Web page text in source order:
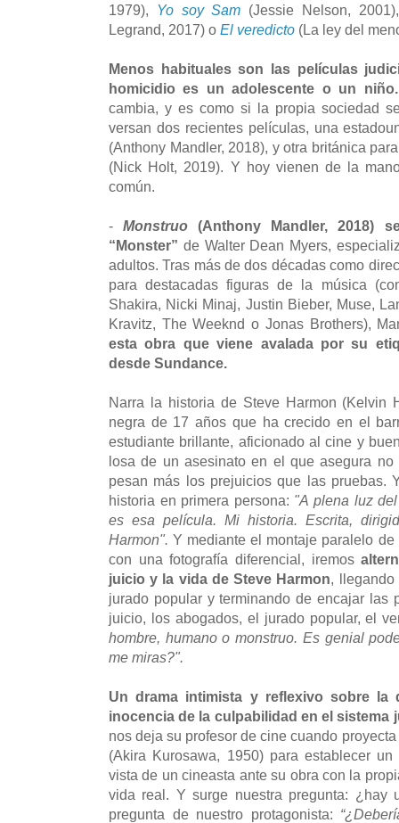
1979), Yo soy Sam (Jessie Nelson,
Legrand, 2017) o El veredicto (La ley del
Menos habituales son las películas
homicidio es un adolescente o un
cambia, y es como si la propia sociedad
versan dos recientes películas, una
(Anthony Mandler, 2018), y otra británica
(Nick Holt, 2019). Y hoy vienen de la
común.
-Monstruo (Anthony Mandler, 2018)
“Monster” de Walter Dean Myers,
adultos. Tras más de dos décadas como
para destacadas figuras de la música
Shakira, Nicki Minaj, Justin Bieber, Muse,
Kravitz, The Weeknd o Jonas Brothers),
esta obra que viene avalada por su
desde Sundance.
Narra la historia de Steve Harmon (Kelvin
negra de 17 años que ha crecido en el
estudiante brillante, aficionado al cine y
losa de un asesinato en el que asegura no
pesan más los prejuicios que las pruebas.
historia en primera persona: "A plena luz
es esa película. Mi historia. Escrita,
Harmon". Y mediante el montaje paralelo
con una fotografía diferencial, iremos
juicio y la vida de Steve Harmon,
jurado popular y terminando de encajar las
juicio, los abogados, el jurado popular, el
hombre, humano o monstruo. Es genial
me miras?".
Un drama intimista y reflexivo sobre la
inocencia de la culpabilidad en el sistema
nos deja su profesor de cine cuando
(Akira Kurosawa, 1950) para establecer
vista de un cineasta ante su obra con la
vida real. Y surge nuestra pregunta: ¿hay
pregunta de nuestro protagonista: